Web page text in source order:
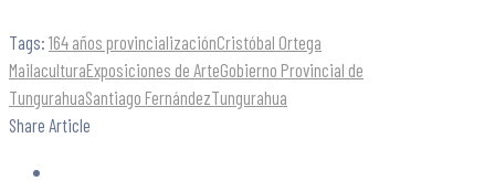
Tags: 164 años provincializaciónCristóbal Ortega
MailaculturaExposiciones de ArteGobierno Provincial de
TungurahuaSantiago FernándezTungurahua
Share Article